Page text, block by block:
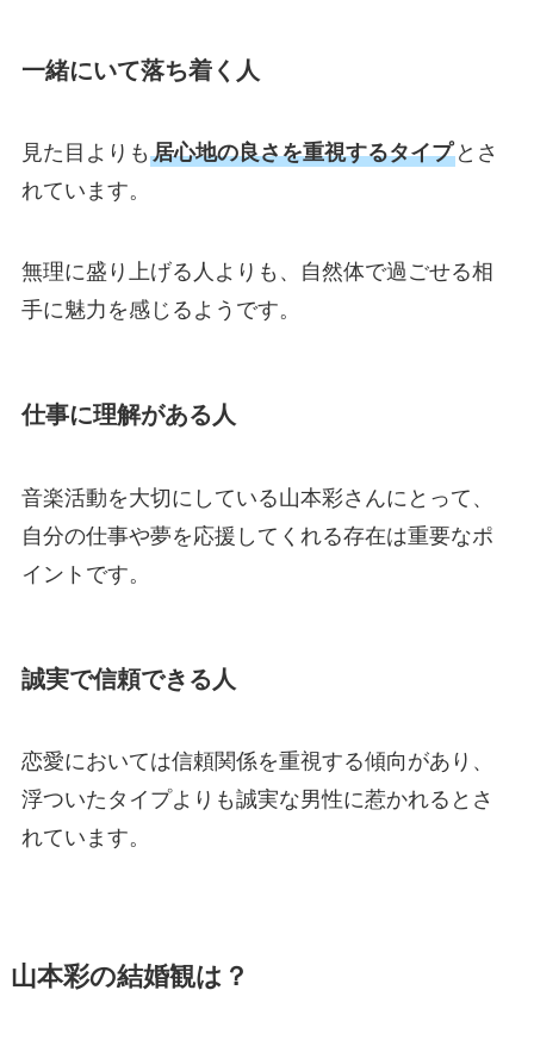
一緒にいて落ち着く人
見た目よりも 居心地の良さを重視するタイプとさ
れています。
無理に盛り上げる人よりも、自然体で過ごせる相
手に魅力を感じるようです。
仕事に理解がある人
音楽活動を大切にしている山本彩さんにとって、
自分の仕事や夢を応援してくれる存在は重要なポ
イントです。
誠実で信頼できる人
恋愛においては信頼関係を重視する傾向があり、
浮ついたタイプよりも誠実な男性に惹かれるとさ
れています。
山本彩の結婚観は？